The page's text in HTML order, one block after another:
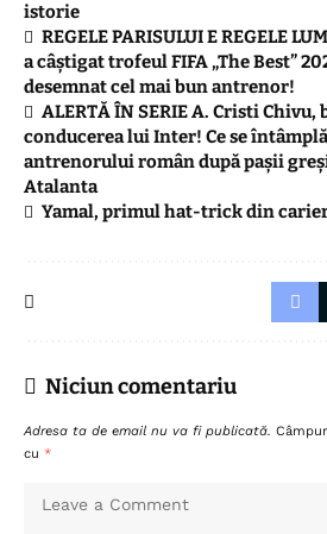
istorie
REGELE PARISULUI E REGELE
a câștigat trofeul FIFA „The Best”
desemnat cel mai bun antrenor!
ALERTĂ ÎN SERIE A. Cristi
conducerea lui Inter! Ce se
antrenorului român după pașii
Atalanta
Yamal, primul hat-trick din
Niciun comentariu
Adresa ta de email nu va fi publicată.
cu *